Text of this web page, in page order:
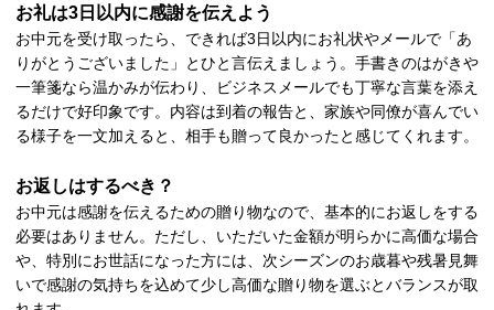
お礼は3日以内に感謝を伝えよう
お中元を受け取ったら、できれば3日以内にお礼状やメールで「あ
りがとうございました」とひと言伝えましょう。手書きのはがきや
一筆箋なら温かみが伝わり、ビジネスメールでも丁寧な言葉を添え
るだけで好印象です。内容は到着の報告と、家族や同僚が喜んでい
る様子を一文加えると、相手も贈って良かったと感じてくれます。
お返しはするべき？
お中元は感謝を伝えるための贈り物なので、基本的にお返しをする
必要はありません。ただし、いただいた金額が明らかに高価な場合
や、特別にお世話になった方には、次シーズンのお歳暮や残暑見舞
いで感謝の気持ちを込めて少し高価な贈り物を選ぶとバランスが取